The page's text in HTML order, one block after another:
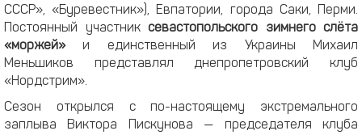
СССР», «Буревестник»), Евпатории, города Саки, Перми.
Постоянный участник севастопольского зимнего слёта
«моржей»и единственный из Украины Михаил
Меньшиков представлял днепропетровский клуб
«Нордстрим».
Сезон открылся с по-настоящему экстремального
заплыва Виктора Пискунова — председателя клуба